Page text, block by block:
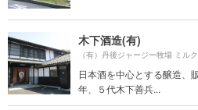
木下酒造(有)
（有）丹後ジャージー牧場 ミル
日本酒を中心とする醸造、
年、５代木下善兵...